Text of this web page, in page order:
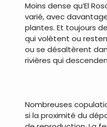
Moins dense qu’El
varié, avec
plantes. Et toujours
qui volètent ou
ou se désaltèrent
rivières qui
Nombreuses
si la proximité du